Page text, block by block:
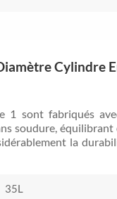
Cylindre
1 sont fabriqués
soudure,
la
35L